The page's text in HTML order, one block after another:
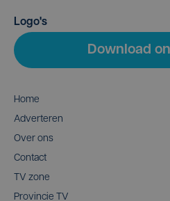
Logo's
Download
Home
Adverteren
Over ons
Contact
TV zone
Provincie TV